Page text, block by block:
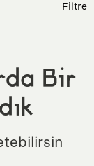
Filtre
Bir